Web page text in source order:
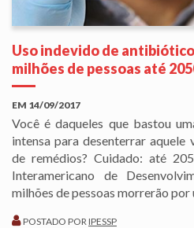
Uso indevido de
milhões de pessoas até
EM 14/09/2017
Você é daqueles que bastou
intensa para desenterrar
de remédios? Cuidado: até
Interamericano de
milhões de pessoas morrerão por
POSTADO PORIPESSP